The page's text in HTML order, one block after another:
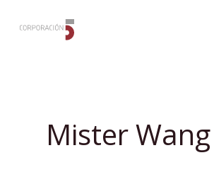
Mister Wang